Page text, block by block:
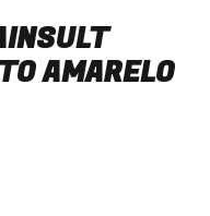
AMARELO